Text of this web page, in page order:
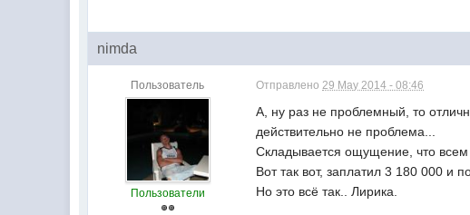
nimda
Пользователь
Пользователи
Отправлено29 May 2014 - 08:46
А, ну раз не проблемный, то
действительно не проблема...
Складывается ощущение, что всем
Вот так вот, заплатил 3 180 000 и
Но это всё так.. Лирика.